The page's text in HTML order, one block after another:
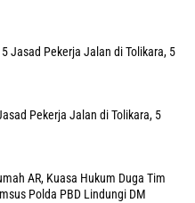
Pekerja Jalan di Tolikara, 5
AR, Kuasa Hukum Duga Tim
Polda PBD Lindungi DM